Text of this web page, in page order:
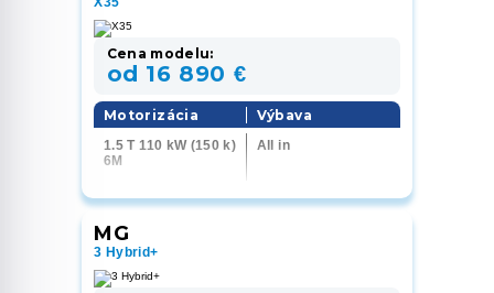
Cena modelu:
od 16 890 €
Motorizácia
1.5 T 110 kW (150 k)
6M
Výbava
All in
MG
3 Hybrid+